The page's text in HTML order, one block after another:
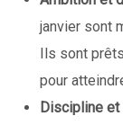
janvier sont
Ils sont
pour
Discipline et